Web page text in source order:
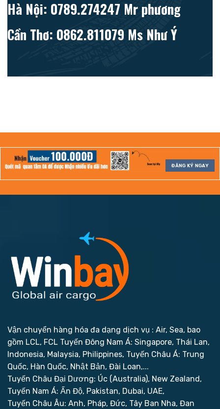
Hà Nội: 0789.274247 Mr phương
Cần Thơ: 0862.811079 Ms Như Ý
ĐĂNG KÝ NGAY
Vận chuyển hàng hóa đa dạng dịch vụ : Air, Sea, bao
gồm LCL, FCL Tuyến Đông Nam Á: Singapore, Thái Lan,
Indonesia, Malaysia, Philippines, Tuyến Châu Á: Trung
Quốc, Hàn Quốc, Nhật Bản, Đài Loan,...
Tuyến Châu Đại Dương: Úc (Australia), New Zealand,
Tuyến Nam Á: Ấn Độ, Pakistan, Dubai, UAE,
Tuyến Châu Âu: Anh, Pháp, Đức, Tây Ban Nha, Đan